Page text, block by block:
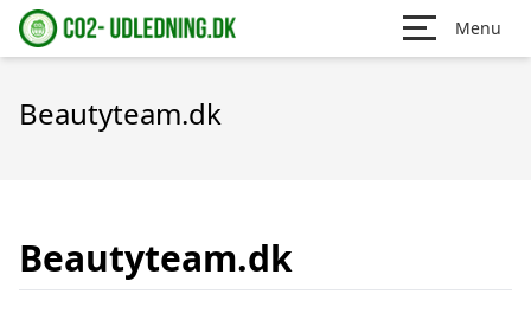
Menu
Beautyteam.dk
Beautyteam.dk